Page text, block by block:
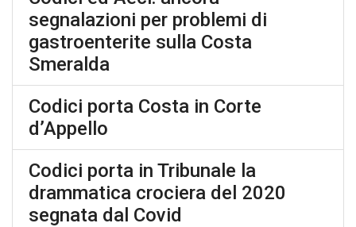
segnalazioni per problemi di
gastroenterite sulla Costa
Smeralda
Codici porta Costa in Corte
d’Appello
Codici porta in Tribunale la
drammatica crociera del 2020
segnata dal Covid